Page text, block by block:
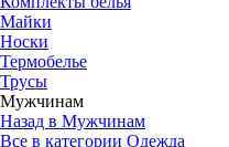
Майки
Носки
Термобелье
Трусы
Мужчинам
Назад в Мужчинам
Все в категории Одежда